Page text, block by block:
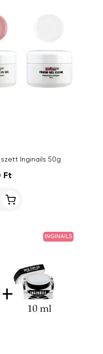
Inginails 50g
Ft
INGINAILS